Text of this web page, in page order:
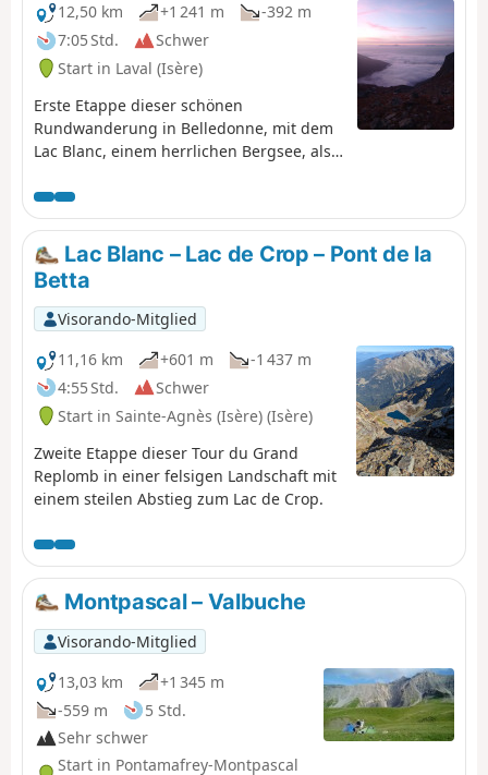
12,50 km
+1 241 m
-392 m
7:05 Std.
Schwer
Start in Laval (Isère)
Erste Etappe dieser schönen
Rundwanderung in Belledonne, mit dem
Lac Blanc, einem herrlichen Bergsee, als
Lac Blanc – Lac de Crop – Pont de la
Betta
Visorando-Mitglied
11,16 km
+601 m
-1 437 m
4:55 Std.
Schwer
Start in Sainte-Agnès (Isère) (Isère)
Zweite Etappe dieser Tour du Grand
Replomb in einer felsigen Landschaft mit
einem steilen Abstieg zum Lac de Crop.
Montpascal – Valbuche
Visorando-Mitglied
13,03 km
+1 345 m
-559 m
5 Std.
Sehr schwer
Start in Pontamafrey-Montpascal